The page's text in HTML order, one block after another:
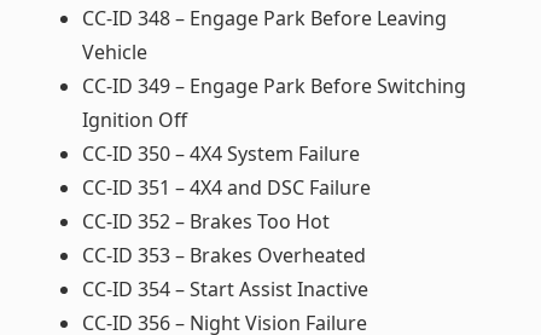
CC-ID 348 – Engage Park Before Leaving
Vehicle
CC-ID 349 – Engage Park Before Switching
Ignition Off
CC-ID 350 – 4X4 System Failure
CC-ID 351 – 4X4 and DSC Failure
CC-ID 352 – Brakes Too Hot
CC-ID 353 – Brakes Overheated
CC-ID 354 – Start Assist Inactive
CC-ID 356 – Night Vision Failure